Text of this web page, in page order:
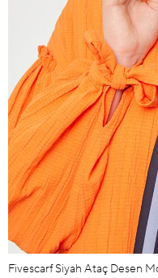
Fivescarf Siyah Ataç Desen